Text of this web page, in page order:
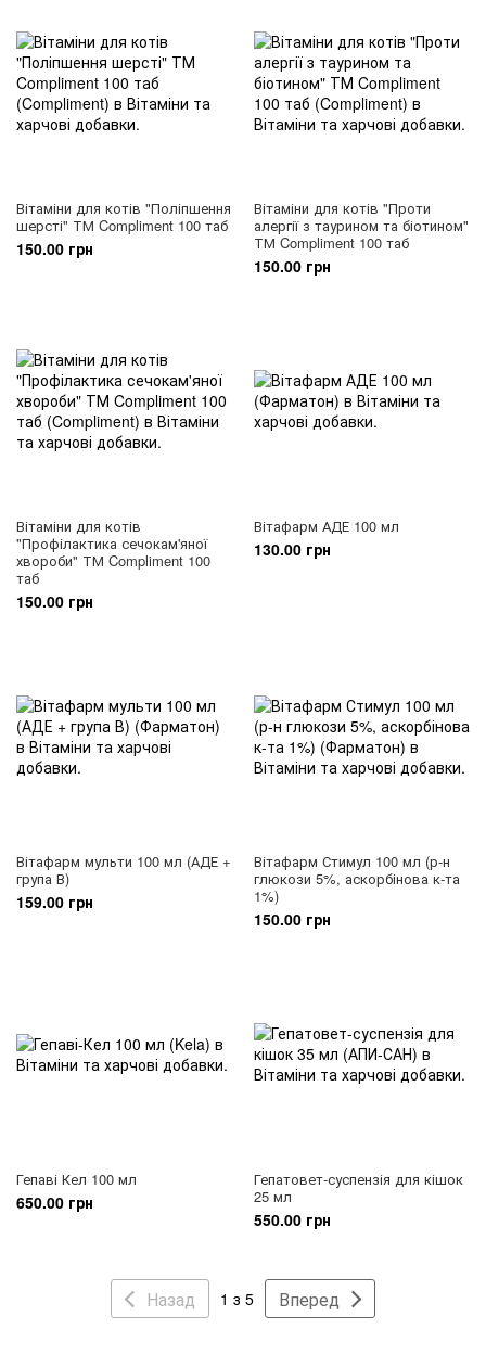
Вітаміни для котів "Поліпшення
шерсті" ТМ Compliment 100 таб
150.00 грн
Вітаміни для котів "Проти
алергії з таурином та біотином"
ТМ Compliment 100 таб
150.00 грн
Вітаміни для котів
"Профілактика сечокам'яної
хвороби" ТМ Compliment 100
таб
150.00 грн
Вітафарм АДЕ 100 мл
130.00 грн
Вітафарм мульти 100 мл (АДЕ +
група В)
159.00 грн
Вітафарм Стимул 100 мл (р-н
глюкози 5%, аскорбінова к-та
1%)
150.00 грн
Гепаві Кел 100 мл
650.00 грн
Гепатовет-суспензія для кішок
25 мл
550.00 грн
Назад 1 з 5 Вперед